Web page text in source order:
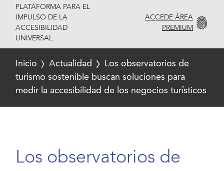
PLATAFORMA PARA EL
IMPULSO DE LA
ACCESIBILIDAD
UNIVERSAL
ACCEDE ÁREA
PREMIUM
Inicio Actualidad
Los observatorios de
turismo sostenible buscan soluciones para
medir la accesibilidad de los negocios turísticos
Los observatorios de